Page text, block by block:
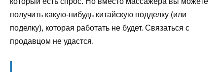
получить какую-нибудь китайскую подделку (или
поделку), которая работать не будет. Связаться с
продавцом не удастся.